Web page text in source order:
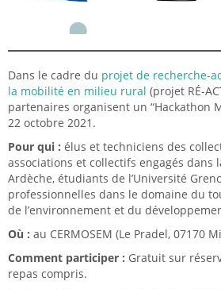
Dans le cadre du projet de recherche-
la mobilité en milieu rural (projet RÉ-
partenaires organisent un “Hackathon
22 octobre 2021.
Pour qui : élus et techniciens des
associations et collectifs engagés dans
Ardèche, étudiants de l’Université
professionnelles dans le domaine du
de l’environnement et du
Où : au CERMOSEM (Le Pradel, 07170
Comment participer : Gratuit sur
repas compris.